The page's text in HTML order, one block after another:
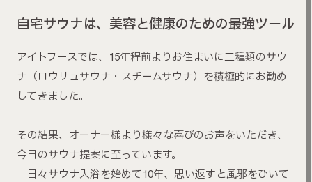
自宅サウナは、美容と健康のための最強ツール
アイトフースでは、15年程前よりお住まいに二種類のサウ
ナ（ロウリュサウナ・スチームサウナ）を積極的にお勧め
してきました。
その結果、オーナー様より様々な喜びのお声をいただき、
今日のサウナ提案に至っています。
「日々サウナ入浴を始めて10年、思い返すと風邪をひいて